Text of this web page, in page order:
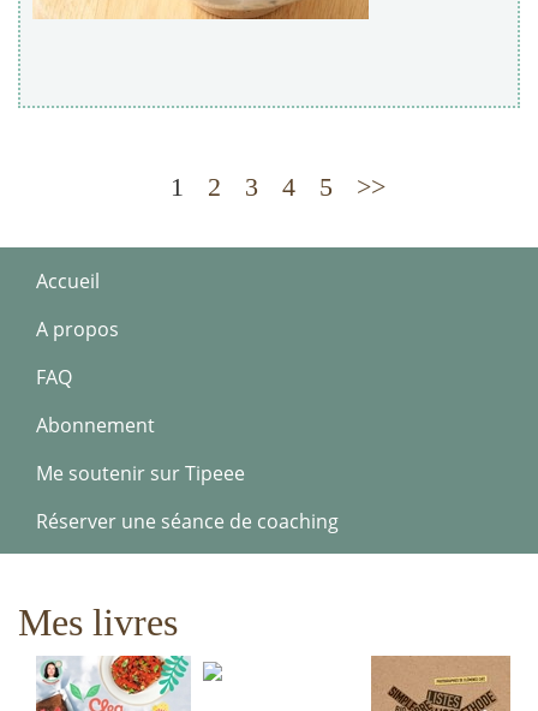
1 2 3 4 5 >>
Accueil
A propos
FAQ
Abonnement
Me soutenir sur Tipeee
Réserver une séance de coaching
Mes livres